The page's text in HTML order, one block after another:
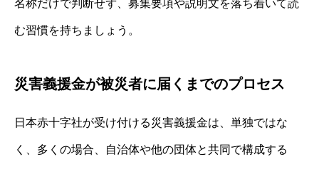
名称だけで判断せず、募集要項や説明文を落ち着いて読
む習慣を持ちましょう。
災害義援金が被災者に届くまでのプロセス
日本赤十字社が受け付ける災害義援金は、単独ではな
く、多くの場合、自治体や他の団体と共同で構成する